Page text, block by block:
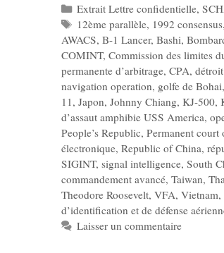
Catégories
Extrait Lettre confidentielle,
Étiquettes
12ème parallèle, 1992 consensus
AWACS, B-1 Lancer, Bashi,
COMINT, Commission des limites
permanente d’arbitrage, CPA, détroit
navigation operation, golfe de Bohai,
11, Japon, Johnny Chiang, KJ-500,
d’assaut amphibie USS America,
People’s Republic, Permanent court
électronique, Republic of China,
SIGINT, signal intelligence, South
commandement avancé, Taiwan,
Theodore Roosevelt, VFA, Vietnam,
d’identification et de défense
Laisser un commentaire